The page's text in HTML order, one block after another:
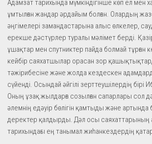
Адамзат тарихында мүмкіндігінше көп ел мен
ұмтылған жандар әрдайым болған. Олардың
әңгімелері замандастарына алыс өлкелер,
ерекше дәстүрлер туралы мәлімет берді.
ұшақтар мен спутниктер пайда болмай тұрған
кейбір саяхатшылар орасан зор
тәжірибесіне және жолда кездескен
сүйенді. Осындай әйгілі зерттеушілердің бірі
Оның ұзақ жылдарға созылған сапарлары сол
әлемнің едәуір бөлігін қамтыды және артында
деректер қалдырды. Дәл осы саяхаттарының
тарихындағы ең танымал жиһанкездердің